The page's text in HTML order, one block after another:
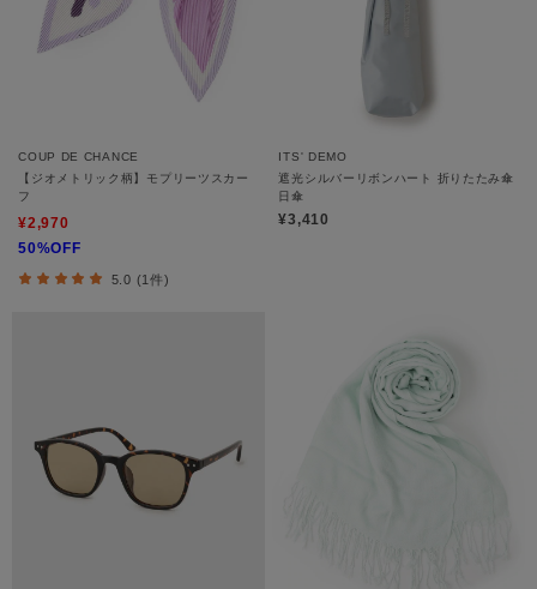
COUP DE CHANCE
【ジオメトリック柄】モプリーツスカー
フ
¥2,970
50%OFF
5.0 (1件)
ITS' DEMO
遮光シルバーリボンハート 折りたたみ傘
日傘
¥3,410